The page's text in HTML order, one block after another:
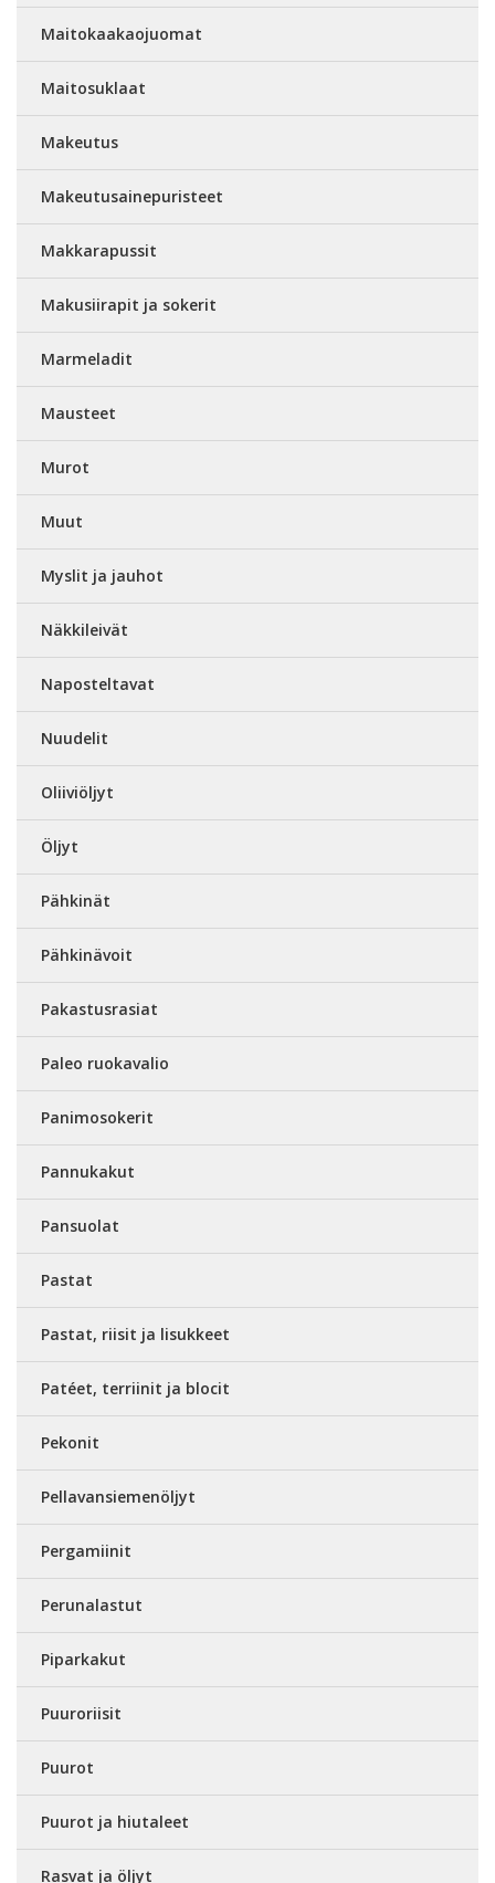
Maitokaakaojuomat
Maitosuklaat
Makeutus
Makeutusainepuristeet
Makkarapussit
Makusiirapit ja sokerit
Marmeladit
Mausteet
Murot
Muut
Myslit ja jauhot
Näkkileivät
Naposteltavat
Nuudelit
Oliiviöljyt
Öljyt
Pähkinät
Pähkinävoit
Pakastusrasiat
Paleo ruokavalio
Panimosokerit
Pannukakut
Pansuolat
Pastat
Pastat, riisit ja lisukkeet
Patéet, terriinit ja blocit
Pekonit
Pellavansiemenöljyt
Pergamiinit
Perunalastut
Piparkakut
Puuroriisit
Puurot
Puurot ja hiutaleet
Rasvat ja öljyt